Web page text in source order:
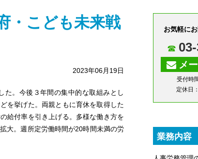
・こども未来戦
2023年06月19日
た。今後３年間の集中的な取組みとし
を挙げた。両親ともに育休を取得した
給付率を引き上げる。多様な働き方を
大。週所定労働時間が20時間未満の労
お気軽に
メ
受付時
定休日
業務内容